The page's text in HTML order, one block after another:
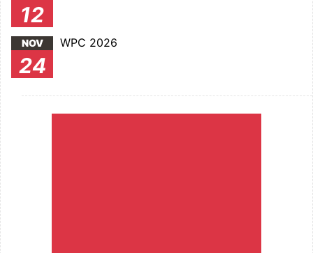
12
NOV
24
WPC 2026